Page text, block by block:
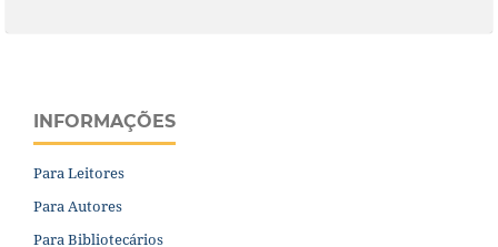
INFORMAÇÕES
Para Leitores
Para Autores
Para Bibliotecários